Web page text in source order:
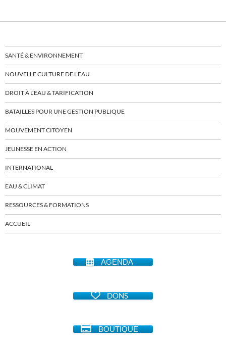
SANTÉ & ENVIRONNEMENT
NOUVELLE CULTURE DE L’EAU
DROIT À L’EAU & TARIFICATION
BATAILLES POUR UNE GESTION PUBLIQUE
MOUVEMENT CITOYEN
JEUNESSE EN ACTION
INTERNATIONAL
EAU & CLIMAT
RESSOURCES & FORMATIONS
ACCUEIL
AGENDA
DONS
BOUTIQUE